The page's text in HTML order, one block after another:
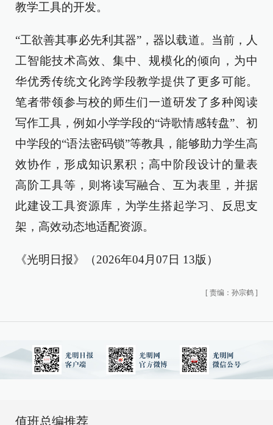
教学工具的开发。
“工欲善其事必先利其器”，器以载道。当前，人
工智能技术高效、集中、规模化的倾向，为中
华优秀传统文化跨学段教学提供了更多可能。
笔者带领参与校的师生们一道研发了多种阅读
写作工具，例如小学学段的“诗歌情感转盘”、初
中学段的“语法密码锁”等教具，能够助力学生高
效协作，形成知识累积；高中阶段设计的量表
高阶工具等，则将读写融合、互为表里，并据
此建设工具资源库，为学生搭起学习、反思支
架，高效动态地适配资源。
《光明日报》（2026年04月07日 13版）
[ 责编：孙宗鹤 ]
值班总编推荐